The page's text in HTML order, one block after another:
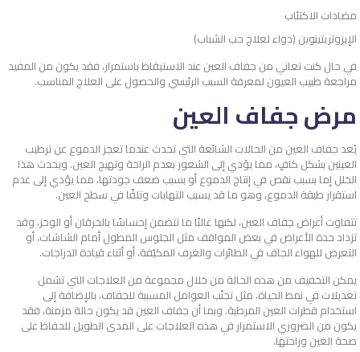
مضادات الاكتئاب
الإيزوتريتينوين (دواء لعلاج حب الشباب)
في حال كنت تعاني من جفاف العين عند الاستيقاظ باستمرار، فقد يكون من المفيد
مراجعة طبيب العيون لمعرفة السبب الرئيسي والحصول على العلاج المناسب.
مرض جفاف العين
يُعد جفاف العين من الحالات الشائعة التي تحدث عندما تعجز الدموع عن ترطيب
العينين بشكل كافٍ، مما يؤدي إلى الشعور بعدم الراحة وتهيج العين. ويحدث هذا
الخلل إما بسبب نقص في إنتاج الدموع أو بسبب ضعف جودتها، مما يؤدي إلى عدم
استقرار طبقة الدموع، وهو ما قد يسبب التهابات وتلفًا في سطح العين.
تتفاوت أعراض جفاف العين، لكنها غالبًا ما تتضمن إحساسًا بالحرقان أو الوخز، وقد
تزداد حدة الأعراض في بعض المواقف مثل الجلوس المطول أمام الشاشات، أو
التعرض للهواء الجاف في الطائرات والغرف المكيّفة، أو أثناء قيادة الدراجات.
يمكن التخفيف من هذه الحالة من خلال مجموعة من العلاجات التي تشمل
تعديلات في نمط الحياة، مثل تجنّب العوامل المسببة للجفاف، بالإضافة إلى
استخدام قطرات العين المرطبة. وبما أن جفاف العين قد يكون حالة مزمنة، فقد
يكون من الضروري الاستمرار في هذه العلاجات على المدى الطويل للحفاظ على
صحة العين وراحتها.